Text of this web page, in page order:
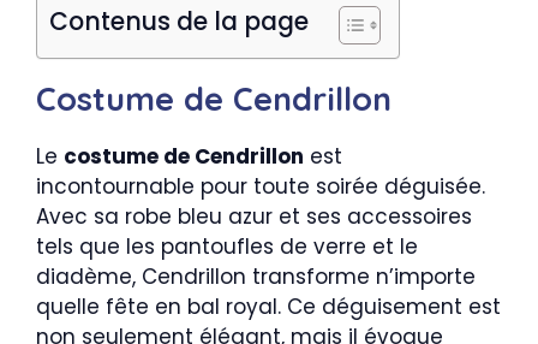
Contenus de la page
Costume de Cendrillon
Le costume de Cendrillon est
incontournable pour toute soirée déguisée.
Avec sa robe bleu azur et ses accessoires
tels que les pantoufles de verre et le
diadème, Cendrillon transforme n’importe
quelle fête en bal royal. Ce déguisement est
non seulement élégant, mais il évoque